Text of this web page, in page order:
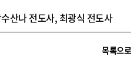
산나 전도사, 최광식 전도사
목록으로